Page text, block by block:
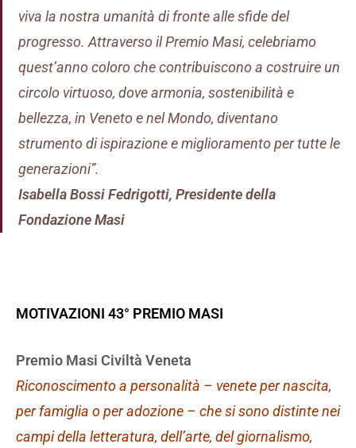
viva la nostra umanità di fronte alle sfide del
progresso. Attraverso il Premio Masi, celebriamo
quest’anno coloro che contribuiscono a costruire un
circolo virtuoso, dove armonia, sostenibilità e
bellezza, in Veneto e nel Mondo, diventano
strumento di ispirazione e miglioramento per tutte le
generazioni”.
Isabella Bossi Fedrigotti, Presidente della
Fondazione Masi
MOTIVAZIONI 43° PREMIO MASI
Premio Masi Civiltà Veneta
Riconoscimento a personalità – venete per nascita,
per famiglia o per adozione – che si sono distinte nei
campi della letteratura, dell’arte, del giornalismo,